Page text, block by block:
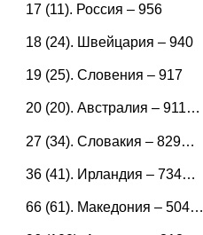
17 (11). Россия – 956
18 (24). Швейцария – 940
19 (25). Словения – 917
20 (20). Австралия – 911…
27 (34). Словакия – 829…
36 (41). Ирландия – 734…
66 (61). Македония – 504…